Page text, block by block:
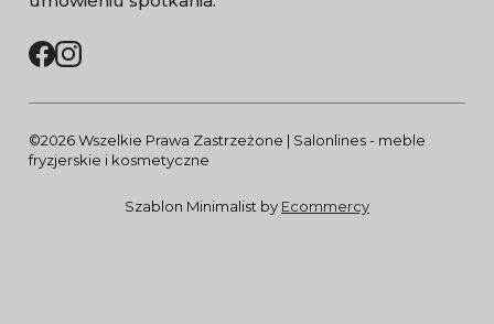
©2026 Wszelkie Prawa Zastrzeżone | Salonlines - meble
fryzjerskie i kosmetyczne
Szablon Minimalist by Ecommercy